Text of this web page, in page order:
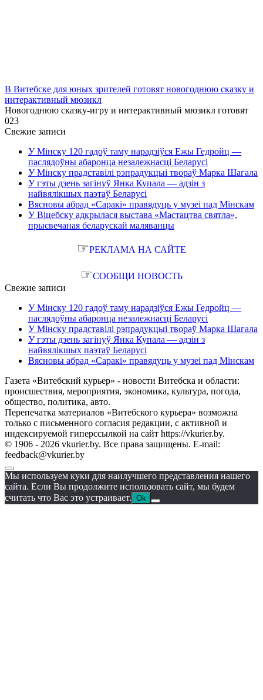
В Витебске для юных зрителей готовят новогоднюю сказку и
интерактивный мюзикл
Новогоднюю сказку-игру и интерактивный мюзикл готовят
023
Свежие записи
У Мінску 120 гадоў таму нарадзіўся Ежы Гедройц —
паслядоўны абаронца незалежнасці Беларусі
У Мінску прадставілі рэпрадукцыі твораў Марка Шагала
У гэты дзень загінуў Янка Купала — адзін з
найвялікшых паэтаў Беларусі
Вясновы абрад «Саракі» правядуць у музеі пад Мінскам
У Віцебску адкрылася выстава «Мастацтва святла»,
прысвечаная беларускай маляванцы
☞РЕКЛАМА НА САЙТЕ
☞СООБЩИ НОВОСТЬ
Свежие записи
У Мінску 120 гадоў таму нарадзіўся Ежы Гедройц —
паслядоўны абаронца незалежнасці Беларусі
У Мінску прадставілі рэпрадукцыі твораў Марка Шагала
У гэты дзень загінуў Янка Купала — адзін з
найвялікшых паэтаў Беларусі
Вясновы абрад «Саракі» правядуць у музеі пад Мінскам
Газета «Витебский курьер» - новости Витебска и области:
происшествия, мероприятия, экономика, культура, погода,
общество, политика, авто.
Перепечатка материалов «Витебского курьера» возможна
только с письменного согласия редакции, с активной и
индексируемой гиперссылкой на сайт https://vkurier.by.
© 1906 - 2026 vkurier.by. Все права защищены. E-mail:
feedback@vkurier.by
Мы используем куки для наилучшего представления нашего
сайта. Если Вы продолжите использовать сайт, мы будем
считать что Вас это устраивает. Ok